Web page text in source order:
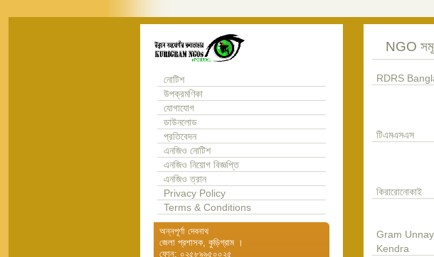
নোটিশ
উপক্রমণিকা
যোগাযোগ
ডাউনলোড
প্রতিবেদন
এনজিও নোটিশ
এনজিও নিয়োগ বিজ্ঞপ্তি
এনজিও ত্রান
Privacy Policy
Terms & Conditions
অন্নপূর্ণা দেবনাথ
জেলা প্রশাসক, কুড়িগ্রাম ।
ফোন: ০২৫৮৯৯৫০০২৫
NGO
RDRS
টিএমএসএস
কিরারোনোকাই
Gram
Kendra